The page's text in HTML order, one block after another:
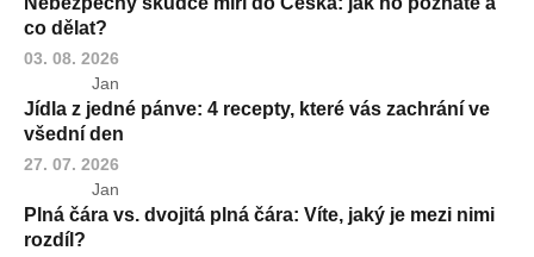
co dělat?
03. 08. 2026
Jan
Jídla z jedné pánve: 4 recepty, které vás zachrání ve
všední den
27. 07. 2026
Jan
Plná čára vs. dvojitá plná čára: Víte, jaký je mezi nimi
rozdíl?